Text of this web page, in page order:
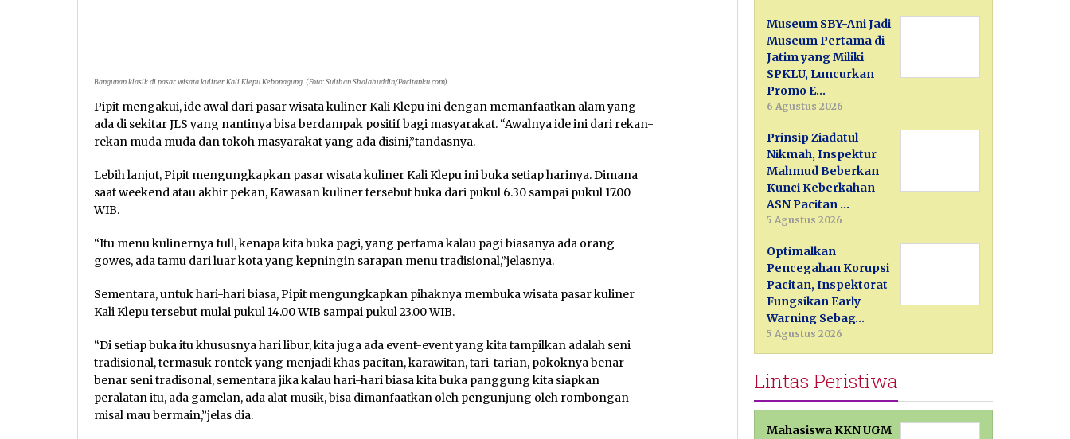
Bangunan klasik di pasar wisata kuliner Kali Klepu Kebonagung. (Foto: Sulthan Shalahuddin/Pacitanku.com)
Pipit mengakui, ide awal dari pasar wisata kuliner Kali Klepu ini dengan memanfaatkan alam yang
ada di sekitar JLS yang nantinya bisa berdampak positif bagi masyarakat. “Awalnya ide ini dari rekan-
rekan muda muda dan tokoh masyarakat yang ada disini,”tandasnya.
Lebih lanjut, Pipit mengungkapkan pasar wisata kuliner Kali Klepu ini buka setiap harinya. Dimana
saat weekend atau akhir pekan, Kawasan kuliner tersebut buka dari pukul 6.30 sampai pukul 17.00
WIB.
“Itu menu kulinernya full, kenapa kita buka pagi, yang pertama kalau pagi biasanya ada orang
gowes, ada tamu dari luar kota yang kepningin sarapan menu tradisional,”jelasnya.
Sementara, untuk hari-hari biasa, Pipit mengungkapkan pihaknya membuka wisata pasar kuliner
Kali Klepu tersebut mulai pukul 14.00 WIB sampai pukul 23.00 WIB.
“Di setiap buka itu khususnya hari libur, kita juga ada event-event yang kita tampilkan adalah seni
tradisional, termasuk rontek yang menjadi khas pacitan, karawitan, tari-tarian, pokoknya benar-
benar seni tradisonal, sementara jika kalau hari-hari biasa kita buka panggung kita siapkan
peralatan itu, ada gamelan, ada alat musik, bisa dimanfaatkan oleh pengunjung oleh rombongan
misal mau bermain,”jelas dia.
Museum SBY-Ani Jadi
Museum Pertama di
Jatim yang Miliki
SPKLU, Luncurkan
Promo E…
6 Agustus 2026
Prinsip Ziadatul
Nikmah, Inspektur
Mahmud Beberkan
Kunci Keberkahan
ASN Pacitan …
5 Agustus 2026
Optimalkan
Pencegahan Korupsi
Pacitan, Inspektorat
Fungsikan Early
Warning Sebag…
5 Agustus 2026
Lintas Peristiwa
Mahasiswa KKN UGM